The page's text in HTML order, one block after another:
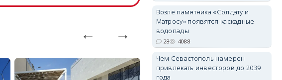
Возле памятника «Солдату и
Матросу» появятся каскадные
водопады
28 4088
Чем Севастополь намерен
привлекать инвесторов до 2039
года